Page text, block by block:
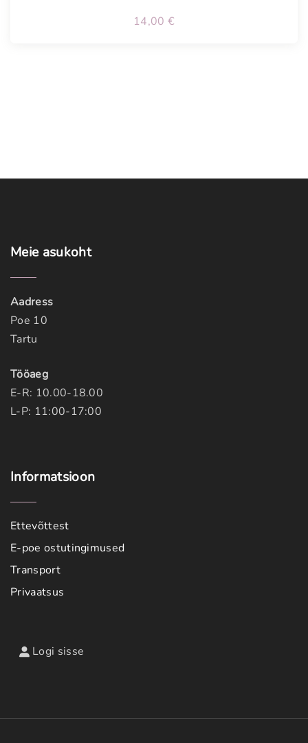
14,00 €
Meie asukoht
Aadress
Poe 10
Tartu
Tööaeg
E-R: 10.00-18.00
L-P: 11:00-17:00
Informatsioon
Ettevõttest
E-poe ostutingimused
Transport
Privaatsus
Logi sisse